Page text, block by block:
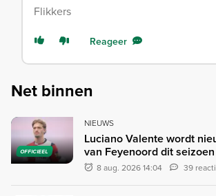
Flikkers
Reageer
Net binnen
OFFICIEEL
NIEUWS
Luciano Valente wordt
van Feyenoord dit seizoen
8 aug. 2026 14:04 39